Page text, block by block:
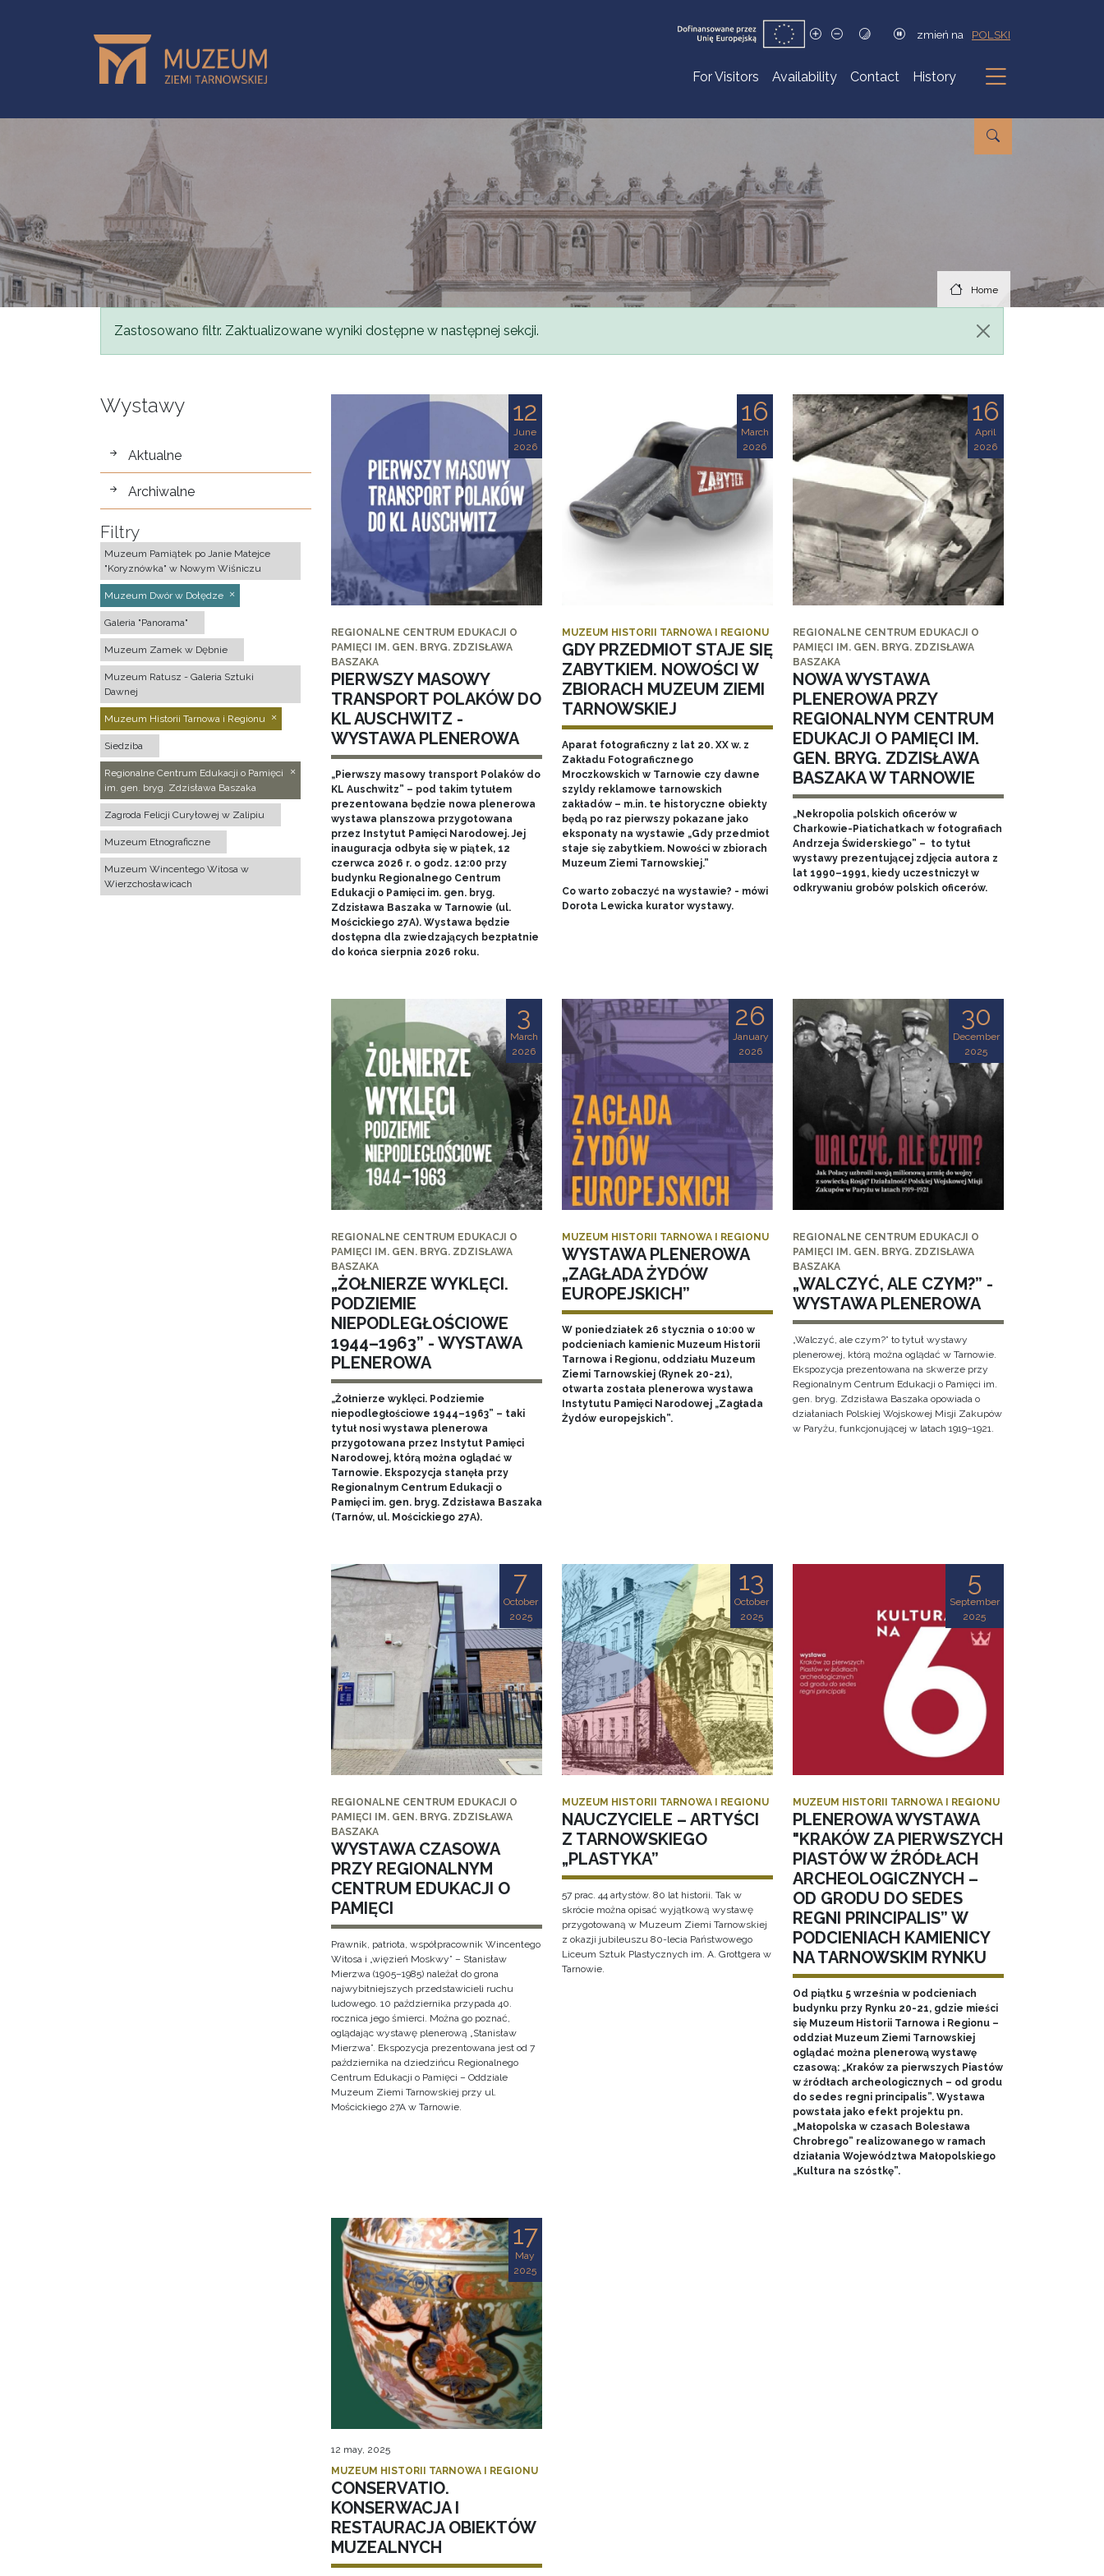
zmień na POLSKI
For Visitors Availability Contact History
Submenu
Home
Status message
Zastosowano filtr. Zaktualizowane wyniki dostępne w następnej sekcji.
Wystawy
wystawy
Aktualne
Archiwalne
Filtry
Muzeum Pamiątek po Janie Matejce
"Koryznówka" w Nowym Wiśniczu
Muzeum Dwór w Dołędze
Galeria "Panorama"
Muzeum Zamek w Dębnie
Muzeum Ratusz - Galeria Sztuki
Dawnej
Muzeum Historii Tarnowa i Regionu
Siedziba
Regionalne Centrum Edukacji o Pamięci
im. gen. bryg. Zdzisława Baszaka
Zagroda Felicji Curyłowej w Zalipiu
Muzeum Etnograficzne
Muzeum Wincentego Witosa w
Wierzchosławicach
12
June
2026
REGIONALNE CENTRUM EDUKACJI O
PAMIĘCI IM. GEN. BRYG. ZDZISŁAWA
BASZAKA
PIERWSZY MASOWY
TRANSPORT POLAKÓW DO
KL AUSCHWITZ -
WYSTAWA PLENEROWA
„Pierwszy masowy transport Polaków do
KL Auschwitz” – pod takim tytułem
prezentowana będzie nowa plenerowa
wystawa planszowa przygotowana
przez Instytut Pamięci Narodowej. Jej
inauguracja odbyła się w piątek, 12
czerwca 2026 r. o godz. 12:00 przy
budynku Regionalnego Centrum
Edukacji o Pamięci im. gen. bryg.
Zdzisława Baszaka w Tarnowie (ul.
Mościckiego 27A). Wystawa będzie
dostępna dla zwiedzających bezpłatnie
do końca sierpnia 2026 roku.
16
March
2026
MUZEUM HISTORII TARNOWA I REGIONU
GDY PRZEDMIOT STAJE SIĘ
ZABYTKIEM. NOWOŚCI W
ZBIORACH MUZEUM ZIEMI
TARNOWSKIEJ
Aparat fotograficzny z lat 20. XX w. z
Zakładu Fotograficznego
Mroczkowskich w Tarnowie czy dawne
szyldy reklamowe tarnowskich
zakładów – m.in. te historyczne obiekty
będą po raz pierwszy pokazane jako
eksponaty na wystawie „Gdy przedmiot
staje się zabytkiem. Nowości w zbiorach
Muzeum Ziemi Tarnowskiej.”
Co warto zobaczyć na wystawie? - mówi
Dorota Lewicka kurator wystawy.
16
April
2026
REGIONALNE CENTRUM EDUKACJI O
PAMIĘCI IM. GEN. BRYG. ZDZISŁAWA
BASZAKA
NOWA WYSTAWA
PLENEROWA PRZY
REGIONALNYM CENTRUM
EDUKACJI O PAMIĘCI IM.
GEN. BRYG. ZDZISŁAWA
BASZAKA W TARNOWIE
„Nekropolia polskich oficerów w
Charkowie-Piatichatkach w fotografiach
Andrzeja Świderskiego” – to tytuł
wystawy prezentującej zdjęcia autora z
lat 1990–1991, kiedy uczestniczył w
odkrywaniu grobów polskich oficerów.
3
March
2026
REGIONALNE CENTRUM EDUKACJI O
PAMIĘCI IM. GEN. BRYG. ZDZISŁAWA
BASZAKA
„ŻOŁNIERZE WYKLĘCI.
PODZIEMIE
NIEPODLEGŁOŚCIOWE
1944–1963” - WYSTAWA
PLENEROWA
„Żołnierze wyklęci. Podziemie
niepodległościowe 1944–1963” – taki
tytuł nosi wystawa plenerowa
przygotowana przez Instytut Pamięci
Narodowej, którą można oglądać w
Tarnowie. Ekspozycja stanęła przy
Regionalnym Centrum Edukacji o
Pamięci im. gen. bryg. Zdzisława Baszaka
(Tarnów, ul. Mościckiego 27A).
26
January
2026
MUZEUM HISTORII TARNOWA I REGIONU
WYSTAWA PLENEROWA
„ZAGŁADA ŻYDÓW
EUROPEJSKICH”
W poniedziałek 26 stycznia o 10:00 w
podcieniach kamienic Muzeum Historii
Tarnowa i Regionu, oddziału Muzeum
Ziemi Tarnowskiej (Rynek 20-21),
otwarta została plenerowa wystawa
Instytutu Pamięci Narodowej „Zagłada
Żydów europejskich”.
30
December
2025
REGIONALNE CENTRUM EDUKACJI O
PAMIĘCI IM. GEN. BRYG. ZDZISŁAWA
BASZAKA
„WALCZYĆ, ALE CZYM?” -
WYSTAWA PLENEROWA
„Walczyć, ale czym?” to tytuł wystawy
plenerowej, którą można oglądać w Tarnowie.
Ekspozycja prezentowana na skwerze przy
Regionalnym Centrum Edukacji o Pamięci im.
gen. bryg. Zdzisława Baszaka opowiada o
działaniach Polskiej Wojskowej Misji Zakupów
w Paryżu, funkcjonującej w latach 1919–1921.
7
October
2025
REGIONALNE CENTRUM EDUKACJI O
PAMIĘCI IM. GEN. BRYG. ZDZISŁAWA
BASZAKA
WYSTAWA CZASOWA
PRZY REGIONALNYM
CENTRUM EDUKACJI O
PAMIĘCI
Prawnik, patriota, współpracownik Wincentego
Witosa i „więzień Moskwy” – Stanisław
Mierzwa (1905–1985) należał do grona
najwybitniejszych przedstawicieli ruchu
ludowego. 10 października przypada 40.
rocznica jego śmierci. Można go poznać,
oglądając wystawę plenerową „Stanisław
Mierzwa”. Ekspozycja prezentowana jest od 7
października na dziedzińcu Regionalnego
Centrum Edukacji o Pamięci – Oddziale
Muzeum Ziemi Tarnowskiej przy ul.
Mościckiego 27A w Tarnowie.
13
October
2025
MUZEUM HISTORII TARNOWA I REGIONU
NAUCZYCIELE – ARTYŚCI
Z TARNOWSKIEGO
„PLASTYKA”
57 prac. 44 artystów. 80 lat historii. Tak w
skrócie można opisać wyjątkową wystawę
przygotowaną w Muzeum Ziemi Tarnowskiej
z okazji jubileuszu 80-lecia Państwowego
Liceum Sztuk Plastycznych im. A. Grottgera w
Tarnowie.
5
September
2025
MUZEUM HISTORII TARNOWA I REGIONU
PLENEROWA WYSTAWA
"KRAKÓW ZA PIERWSZYCH
PIASTÓW W ŹRÓDŁACH
ARCHEOLOGICZNYCH –
OD GRODU DO SEDES
REGNI PRINCIPALIS” W
PODCIENIACH KAMIENICY
NA TARNOWSKIM RYNKU
Od piątku 5 września w podcieniach
budynku przy Rynku 20-21, gdzie mieści
się Muzeum Historii Tarnowa i Regionu –
oddział Muzeum Ziemi Tarnowskiej
oglądać można plenerową wystawę
czasową: „Kraków za pierwszych Piastów
w źródłach archeologicznych – od grodu
do sedes regni principalis”. Wystawa
powstała jako efekt projektu pn.
„Małopolska w czasach Bolesława
Chrobrego” realizowanego w ramach
działania Województwa Małopolskiego
„Kultura na szóstkę”.
17
May
2025
12 may, 2025
MUZEUM HISTORII TARNOWA I REGIONU
CONSERVATIO.
KONSERWACJA I
RESTAURACJA OBIEKTÓW
MUZEALNYCH